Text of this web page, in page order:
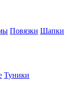
Повязки Шапки
Туники